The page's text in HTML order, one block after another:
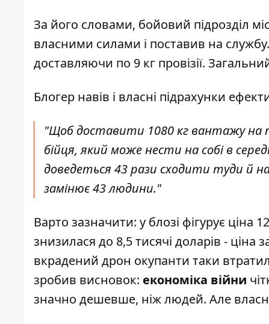
За його словами, бойовий підрозділ
власними силами і поставив на
доставляючи по 9 кг провізії.
Блогер навів і власні підрахунки
"Щоб доставити 1080 кг вантажу на
бійця, який може нести на собі в
доведеться 43 рази сходити туди й
замінює 43 людини."
Варто зазначити: у блозі фігурує ціна
знизилася до 8,5 тисячі доларів - ціна
вкрадений дрон окупанти таки
зробив висновок: економіка війни
значно дешевше, ніж людей. Але